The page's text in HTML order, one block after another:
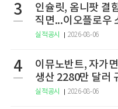
3
인슐릿, 옴니팟 결
직면...이오플로우
구
실적공시 2026-08-06
4
이뮤노반트, 자가
생산 2280만 달러
실적공시 2026-08-06